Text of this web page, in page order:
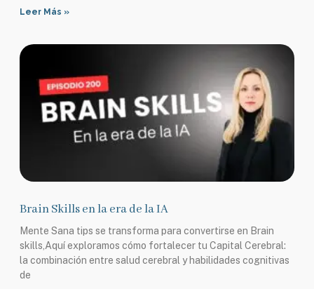
Leer Más »
Brain Skills en la era de la IA
Mente Sana tips se transforma para convertirse en Brain
skills,Aquí exploramos cómo fortalecer tu Capital Cerebral:
la combinación entre salud cerebral y habilidades cognitivas
de